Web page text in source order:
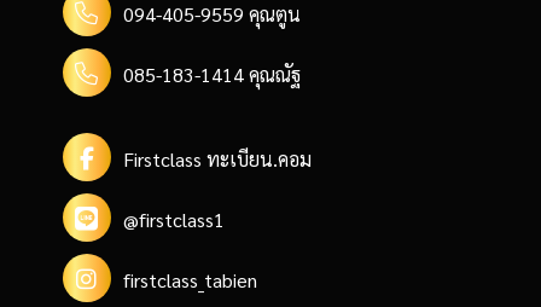
094-405-9559 คุณตูน
085-183-1414 คุณณัฐ
Firstclass ทะเบียน.คอม
@firstclass1
firstclass_tabien